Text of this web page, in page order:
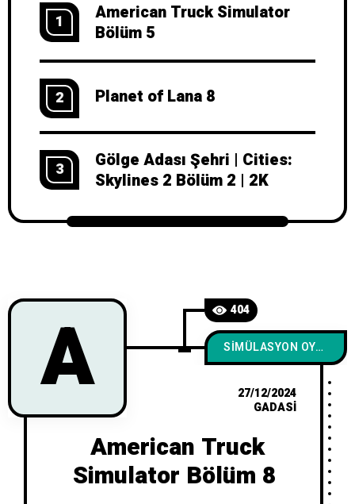
1
American Truck Simulator
Bölüm 5
2 Planet of Lana 8
3
Gölge Adası Şehri | Cities:
Skylines 2 Bölüm 2 | 2K
A 404
SIMÜLASYON OYUNLARI
27/12/2024
GADASI
American Truck
Simulator Bölüm 8